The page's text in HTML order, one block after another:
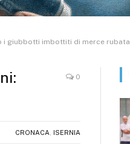
i giubbotti imbottiti di merce rubata
0
CRONACA ISERNIA